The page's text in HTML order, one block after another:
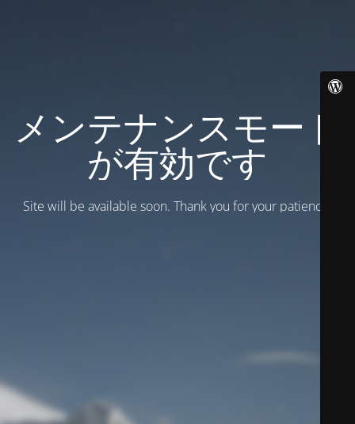
メンテナンスモード
が有効です
Site will be available soon. Thank you for your patience!